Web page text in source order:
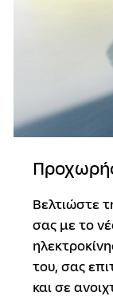
Βελτιώστε
σας με το
του, σας
και σε